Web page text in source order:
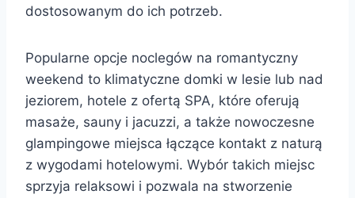
dostosowanym do ich potrzeb.
Popularne opcje noclegów na romantyczny
weekend to klimatyczne domki w lesie lub nad
jeziorem, hotele z ofertą SPA, które oferują
masaże, sauny i jacuzzi, a także nowoczesne
glampingowe miejsca łączące kontakt z naturą
z wygodami hotelowymi. Wybór takich miejsc
sprzyja relaksowi i pozwala na stworzenie